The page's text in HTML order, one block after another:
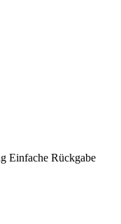
Einfache Rückgabe